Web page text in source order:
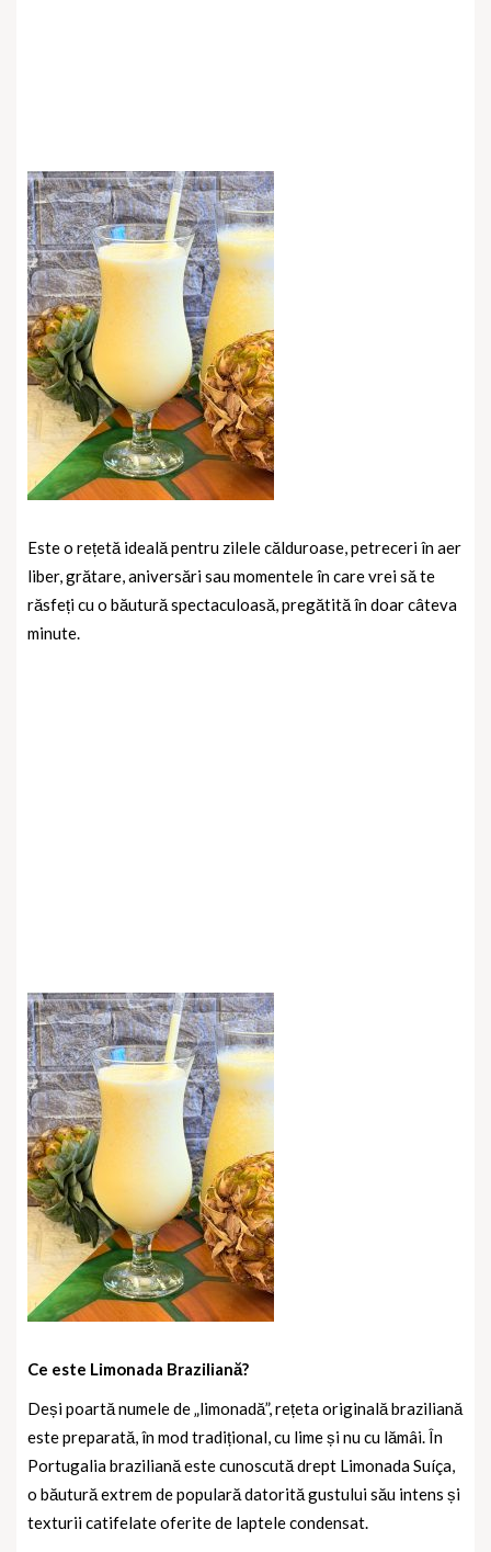
Este o rețetă ideală pentru zilele călduroase, petreceri în aer
liber, grătare, aniversări sau momentele în care vrei să te
răsfeți cu o băutură spectaculoasă, pregătită în doar câteva
minute.
Ce este Limonada Braziliană?
Deși poartă numele de „limonadă”, rețeta originală braziliană
este preparată, în mod tradițional, cu lime și nu cu lămâi. În
Portugalia braziliană este cunoscută drept Limonada Suíça,
o băutură extrem de populară datorită gustului său intens și
texturii catifelate oferite de laptele condensat.